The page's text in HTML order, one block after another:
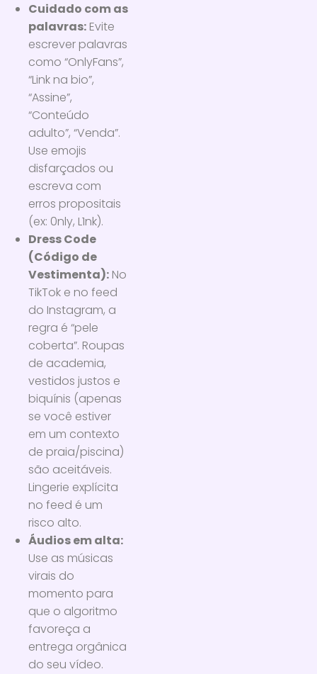
Cuidado com as
palavras: Evite
escrever palavras
como “OnlyFans”,
“Link na bio”,
“Assine”,
“Conteúdo
adulto”, “Venda”.
Use emojis
disfarçados ou
escreva com
erros propositais
(ex: 0nly, L1nk).
Dress Code
(Código de
Vestimenta): No
TikTok e no feed
do Instagram, a
regra é “pele
coberta”. Roupas
de academia,
vestidos justos e
biquínis (apenas
se você estiver
em um contexto
de praia/piscina)
são aceitáveis.
Lingerie explícita
no feed é um
risco alto.
Áudios em alta:
Use as músicas
virais do
momento para
que o algoritmo
favoreça a
entrega orgânica
do seu vídeo.